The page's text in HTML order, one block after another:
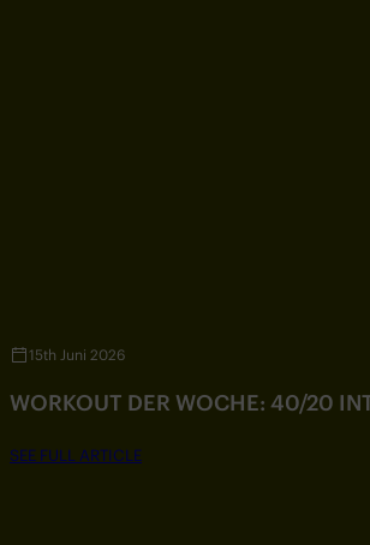
15th Juni 2026
WORKOUT DER WOCHE: 40/20
SEE FULL ARTICLE